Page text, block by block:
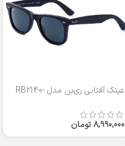
عینک آفتابی ری‌بن مدل RB2140-
8,990,000تومان